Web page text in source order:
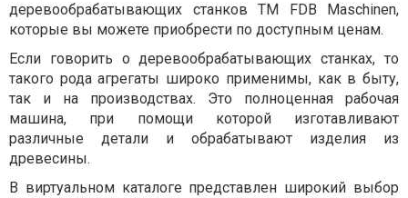
деревообрабатывающих станков ТМ
FDB Maschinen,
которые вы можете приобрести по доступным ценам.
Если говорить о деревообрабатывающих станках, то
такого рода агрегаты широко применимы, как в быту,
так и на производствах. Это полноценная рабочая
машина, при помощи которой изготавливают
различные детали и обрабатывают изделия из
древесины.
В виртуальном каталоге представлен широкий выбор